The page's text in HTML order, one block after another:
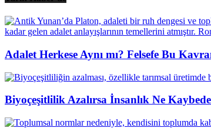
Adalet Herkese Aynı mı? Felsefe Bu
Biyoçeşitlilik Azalırsa İnsanlık Ne